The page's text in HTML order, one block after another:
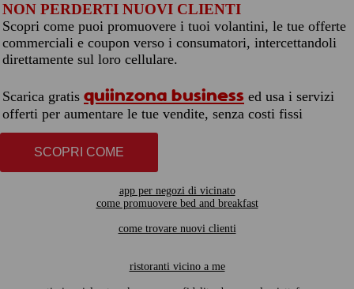
NON PERDERTI NUOVI CLIENTI
Scopri come puoi promuovere i tuoi volantini, le tue offerte
commerciali e coupon verso i consumatori, intercettandoli
direttamente sul loro cellulare.
Scarica gratis quiinzona business ed usa i servizi
offerti per aumentare le tue vendite, senza costi fissi
SCOPRI COME
app per negozi di vicinato
come promuovere bed and breakfast
come trovare nuovi clienti
ristoranti vicino a me